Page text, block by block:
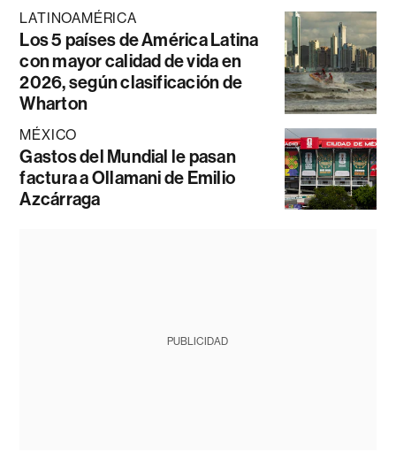
LATINOAMÉRICA
Los 5 países de América Latina
con mayor calidad de vida en
2026, según clasificación de
Wharton
MÉXICO
Gastos del Mundial le pasan
factura a Ollamani de Emilio
Azcárraga
PUBLICIDAD